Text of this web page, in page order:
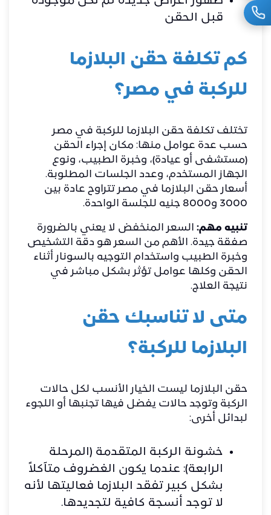
قبل الحقن
كم تكلفة حقن البلازما
للركبة في مصر؟
تختلف تكلفة حقن البلازما للركبة في مصر
حسب عدة عوامل منها: مكان إجراء الحقن
(مستشفى أو عيادة)، وخبرة الطبيب، ونوع
الجهاز المستخدم، وعدد الجلسات المطلوبة.
أسعار حقن البلازما في مصر تتراوح عادة بين
3000 و8000 جنيه للجلسة الواحدة.
تنبيه مهم: السعر المنخفض لا يعني بالضرورة
صفقة جيدة. الأهم من السعر هو دقة التشخيص
وخبرة الطبيب واستخدام التوجيه بالسونار أثناء
الحقن وكلها عوامل تؤثر بشكل مباشر في
نتيجة العلاج.
متى لا تناسبك حقن
البلازما للركبة؟
حقن البلازما ليست الخيار الأنسب لكل حالات
الركبة وتوجد حالات يفضل فيها تجنبها أو اللجوء
لبدائل أخرى:
خشونة الركبة المتقدمة (المرحلة
الرابعة): عندما يكون الغضروف متآكلاً
بشكل كبير تفقد البلازما فعاليتها لأنه
لا توجد أنسجة كافية لتجديدها.